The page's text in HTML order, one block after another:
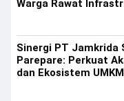
Warga Rawat
Sinergi PT Jamkrida
Parepare: Perkuat
dan Ekosistem UMKM